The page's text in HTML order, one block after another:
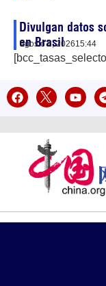
Divulgan datos
en Brasil
agosto 6, 202615:44